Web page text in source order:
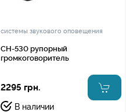
системы звукового оповещения
CH-530 рупорный
громкоговоритель
2295 грн.
В наличии